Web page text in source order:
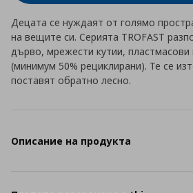
Децата се нуждаят от голямо
на вещите си. Серията TROFAST
дърво, мрежести кутии, пластмасови
(минимум 50% рециклирани). Те се
поставят обратно лесно.
Описание на продукта